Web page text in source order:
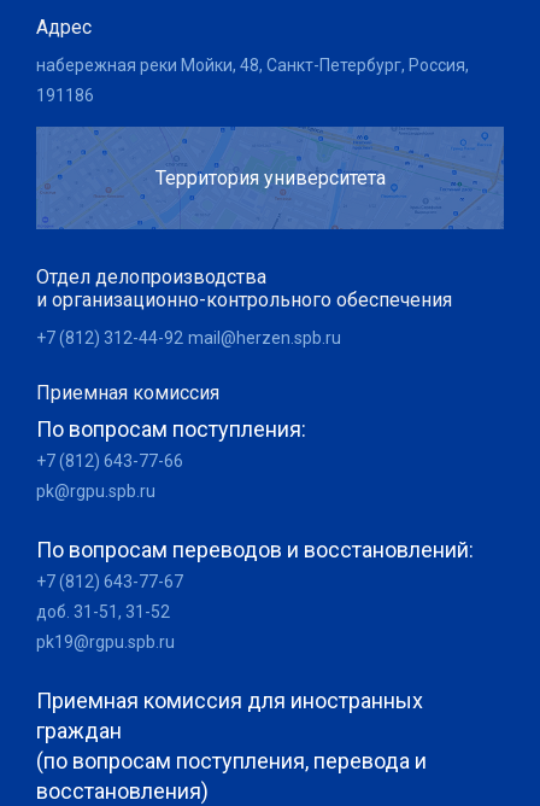
Адрес
набережная реки Мойки, 48, Санкт-Петербург, Россия,
191186
Территория университета
Отдел делопроизводства
и организационно-контрольного обеспечения
+7 (812) 312-44-92 mail@herzen.spb.ru
Приемная комиссия
По вопросам поступления:
+7 (812) 643-77-66
pk@rgpu.spb.ru
По вопросам переводов и восстановлений:
+7 (812) 643-77-67
доб. 31-51, 31-52
pk19@rgpu.spb.ru
Приемная комиссия для иностранных
граждан
(по вопросам поступления, перевода и
восстановления)